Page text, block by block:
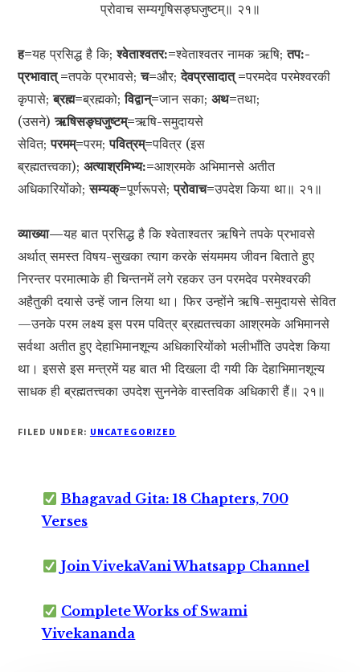
प्रोवाच सम्यगृषिसङ्घजुष्टम्॥ २१॥
ह=यह प्रसिद्ध है कि;श्वेताश्वतर:=श्वेताश्वतर नामक ऋषि;तप:-
प्रभावात् =तपके प्रभावसे;च=और;देवप्रसादात् =परमदेव परमेश्वरकी
कृपासे;ब्रह्म=ब्रह्मको;विद्वान्=जान सका;अथ=तथा;
(उसने)ऋषिसङ्घजुष्टम्=ऋषि-समुदायसे
सेवित;परमम्=परम;पवित्रम्=पवित्र (इस
ब्रह्मतत्त्वका);अत्याश्रमिभ्य:=आश्रमके अभिमानसे अतीत
अधिकारियोंको;सम्यक्=पूर्णरूपसे;प्रोवाच=उपदेश किया था॥ २१॥
व्याख्या—यह बात प्रसिद्ध है कि श्वेताश्वतर ऋषिने तपके प्रभावसे
अर्थात् समस्त विषय-सुखका त्याग करके संयममय जीवन बिताते हुए
निरन्तर परमात्माके ही चिन्तनमें लगे रहकर उन परमदेव परमेश्वरकी
अहैतुकी दयासे उन्हें जान लिया था। फिर उन्होंने ऋषि-समुदायसे सेवित
—उनके परम लक्ष्य इस परम पवित्र ब्रह्मतत्त्वका आश्रमके अभिमानसे
सर्वथा अतीत हुए देहाभिमानशून्य अधिकारियोंको भलीभाँति उपदेश किया
था। इससे इस मन्त्रमें यह बात भी दिखला दी गयी कि देहाभिमानशून्य
साधक ही ब्रह्मतत्त्वका उपदेश सुननेके वास्तविक अधिकारी हैं॥ २१॥
FILED UNDER: UNCATEGORIZED
Bhagavad Gita: 18 Chapters, 700
Verses
Join VivekaVani Whatsapp Channel
Complete Works of Swami
Vivekananda